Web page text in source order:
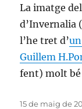
La imatge
d’Invernalia
l’he tret d’
Guillem
fent) molt bé
Publicat
15 de maig de